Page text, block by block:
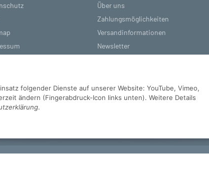
folgender Dienste auf unserer Website: YouTube, Vimeo,
ändern (Fingerabdruck-Icon links unten). Weitere Details
.
Über uns
Zahlungsmöglichkeiten
Versandinformationen
Newsletter